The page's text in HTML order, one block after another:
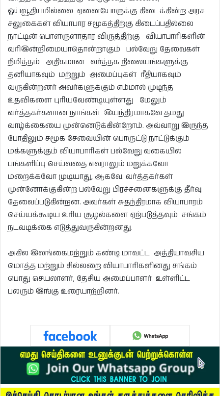
ஓய்வூதியமில்லை ஏனையோருக்கு கிடைக்கின்ற அரச
சலுகைகள் வியாபார சமூகத்திற்கு கிடைப்பதில்லை
நாட்டின் பொளருளாதார விருத்திற்கு வியாபாரிகளின்
வரிஇன்றிமையாதொன்றாகும் பல்வேறு தேவைகள்
நிமித்தம் அதிகமான வர்த்தக நிலையங்களுக்கு
தனியாகவும் மற்றும் அமைப்புகள் ரீதியாகவும்
வருகின்றனர் அவர்களுக்கும் எம்மால் முடிந்த
உதவிகளை புரியவேண்டியுள்ளது மேலும்
வர்த்தகர்களான நாங்கள் இயந்திரமாகவே தமது
வாழ்க்கையை முன்னெடுக்கின்றோம். அவ்வாறு இருந்த
போதிலும் சமூக சேவையின் பொருட்டு நாட்டுக்கும்
மக்களுக்கும் வியாபாரிகள் பல்வேறு வகையில்
பங்களிப்பு செய்வதை எவராலும் மறுக்கவோ
மறைக்கவோ முடியாது, ஆகவே. வர்த்தகர்கள்
முன்னோக்குகின்ற பல்வேறு பிரச்சனைகளுக்கு தீர்வு
தேவைப்படுகின்றன. அவர்கள் சுதந்திரமாக வியாபாரம்
செய்யக்கூடிய உரிய சூழல்களை ஏற்படுத்தவும் சங்கம்
நடவடிக்கை எடுத்துவருகின்றனது.
அகில இலங்கைமற்றும் கண்டி மாவட்ட அத்தியாவசிய
மொத்த மற்றும் சில்லறை வியாபாரிகளினது சங்கம்
பொது செயலாளர், தேசிய அமைப்பாளர் உள்ளிட்ட
பலரும் இங்கு உரையாற்றினர்.